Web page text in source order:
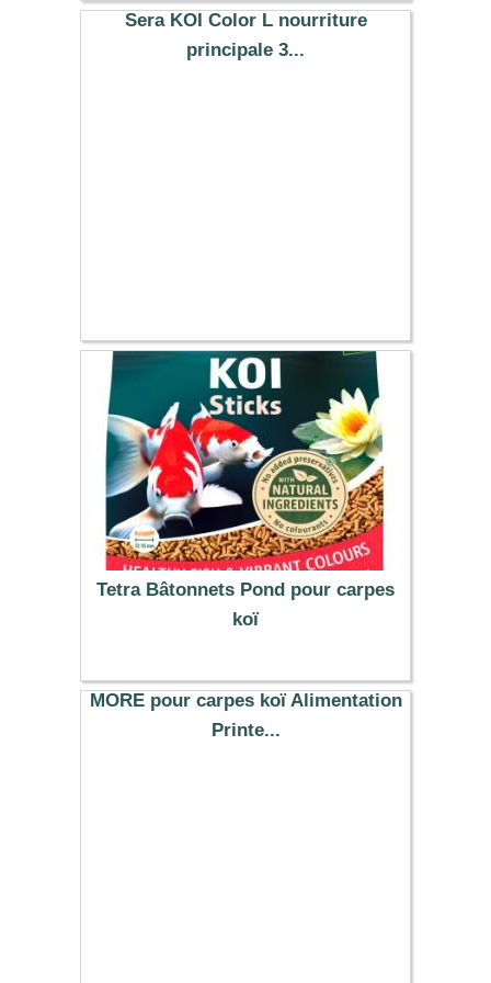
Sera KOI Color L nourriture
principale 3...
Tetra Bâtonnets Pond pour carpes
koï
14.79 €
MORE pour carpes koï Alimentation
Printe...